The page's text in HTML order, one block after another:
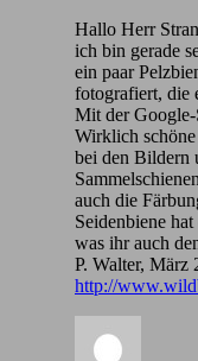
Hallo Herr
ich bin gerade
ein paar
fotografiert, die
Mit der Google-
Wirklich schöne
bei den Bildern
auch die
Seidenbiene
was ihr auch
P. Walter, März
http://